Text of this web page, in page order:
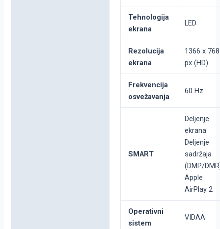
Tehnologija
ekrana
LED
Rezolucija
ekrana
1366 x 768
px (HD)
Frekvencija
osvežavanja
60 Hz
SMART
Deljenje
ekrana
Deljenje
sadržaja
(DMP/
Apple
AirPlay 2
Operativni
sistem
VIDAA